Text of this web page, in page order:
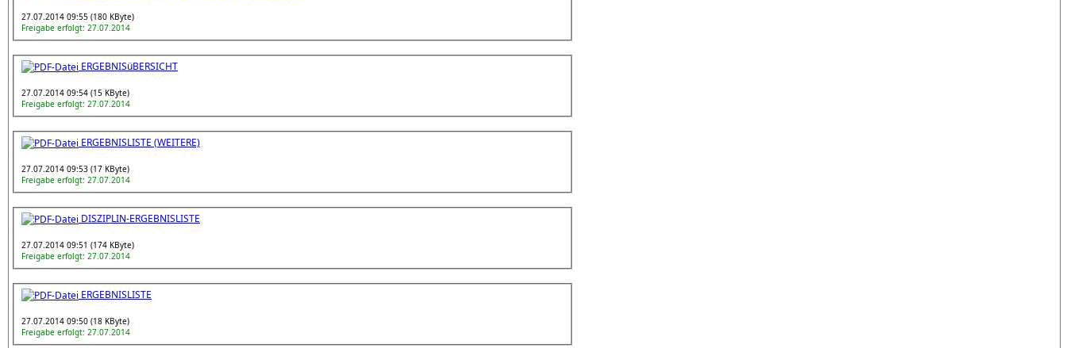
27.07.2014 09:55 (180 KByte)
Freigabe erfolgt: 27.07.2014
ERGEBNISüBERSICHT
27.07.2014 09:54 (15 KByte)
Freigabe erfolgt: 27.07.2014
ERGEBNISLISTE (WEITERE)
27.07.2014 09:53 (17 KByte)
Freigabe erfolgt: 27.07.2014
DISZIPLIN-ERGEBNISLISTE
27.07.2014 09:51 (174 KByte)
Freigabe erfolgt: 27.07.2014
ERGEBNISLISTE
27.07.2014 09:50 (18 KByte)
Freigabe erfolgt: 27.07.2014